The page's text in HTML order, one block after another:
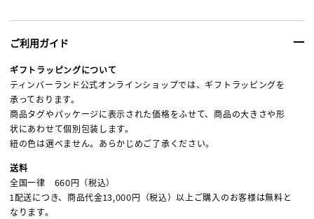
ご利用ガイド
ギフトラッピングについて
ティンバーランド公式オンラインショップでは、ギフトラッピングを
承っております。
商品タグやパッケージに表示された価格をふせて、商品の大きさや形
状にあわせて個別包装します。
紐の色は選べません。あらかじめご了承ください。
送料
全国一律 660円（税込）
1配送につき、商品代金13,000円（税込）以上ご購入のお客様は無料と
なります。